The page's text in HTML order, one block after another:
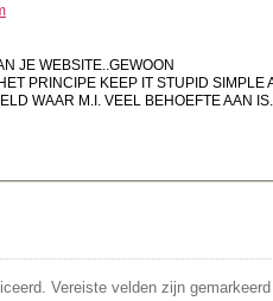
JE WEBSITE..GEWOON
PRINCIPE KEEP IT STUPID SIMPLE
WAAR M.I. VEEL BEHOEFTE AAN IS.
Vereiste velden zijn